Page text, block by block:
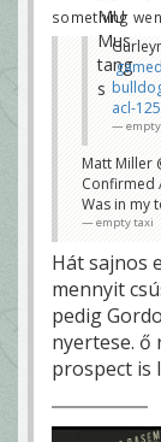
something
acl-
Matt Miller
Confirmed
Was in my
empty taxi
Hát sajnos
mennyit
pedig
nyertese. ő
prospect is